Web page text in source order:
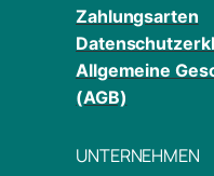
Zahlungsarten
Allgemeine
(AGB)
UNTERNEHMEN